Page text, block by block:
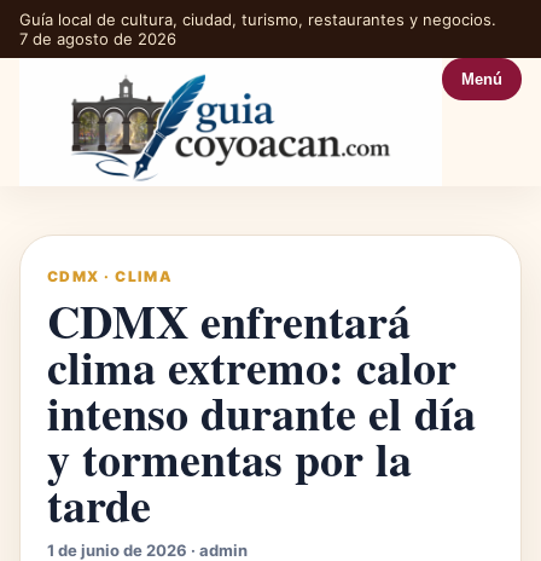
Guía local de cultura, ciudad, turismo, restaurantes y negocios.
7 de agosto de 2026
Menú
CDMX ·CLIMA
CDMX enfrentará
clima extremo: calor
intenso durante el día
y tormentas por la
tarde
1 de junio de 2026 · admin